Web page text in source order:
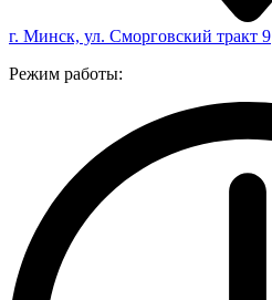
г. Минск, ул. Сморговский тракт 9
Режим работы: